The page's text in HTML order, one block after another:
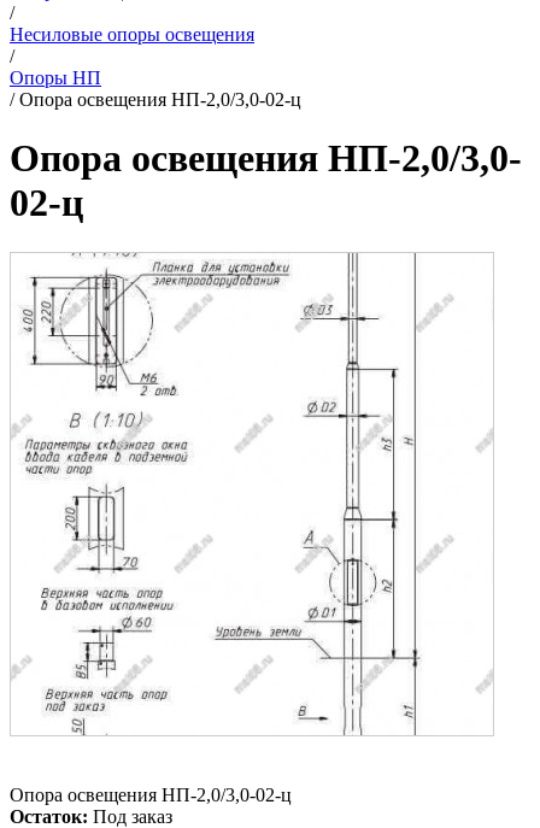
/
Несиловые опоры освещения
/
Опоры НП
/Опора освещения НП-2,0/3,0-02-ц
Опора освещения НП-2,0/3,0-
02-ц
Опора освещения НП-2,0/3,0-02-ц
Остаток: Под заказ